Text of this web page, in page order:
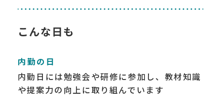
こんな日も
内勤の日
内勤日には勉強会や研修に参加し、教材知識
や提案力の向上に取り組んでいます